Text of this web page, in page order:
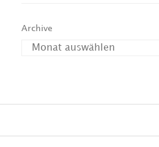
Archive